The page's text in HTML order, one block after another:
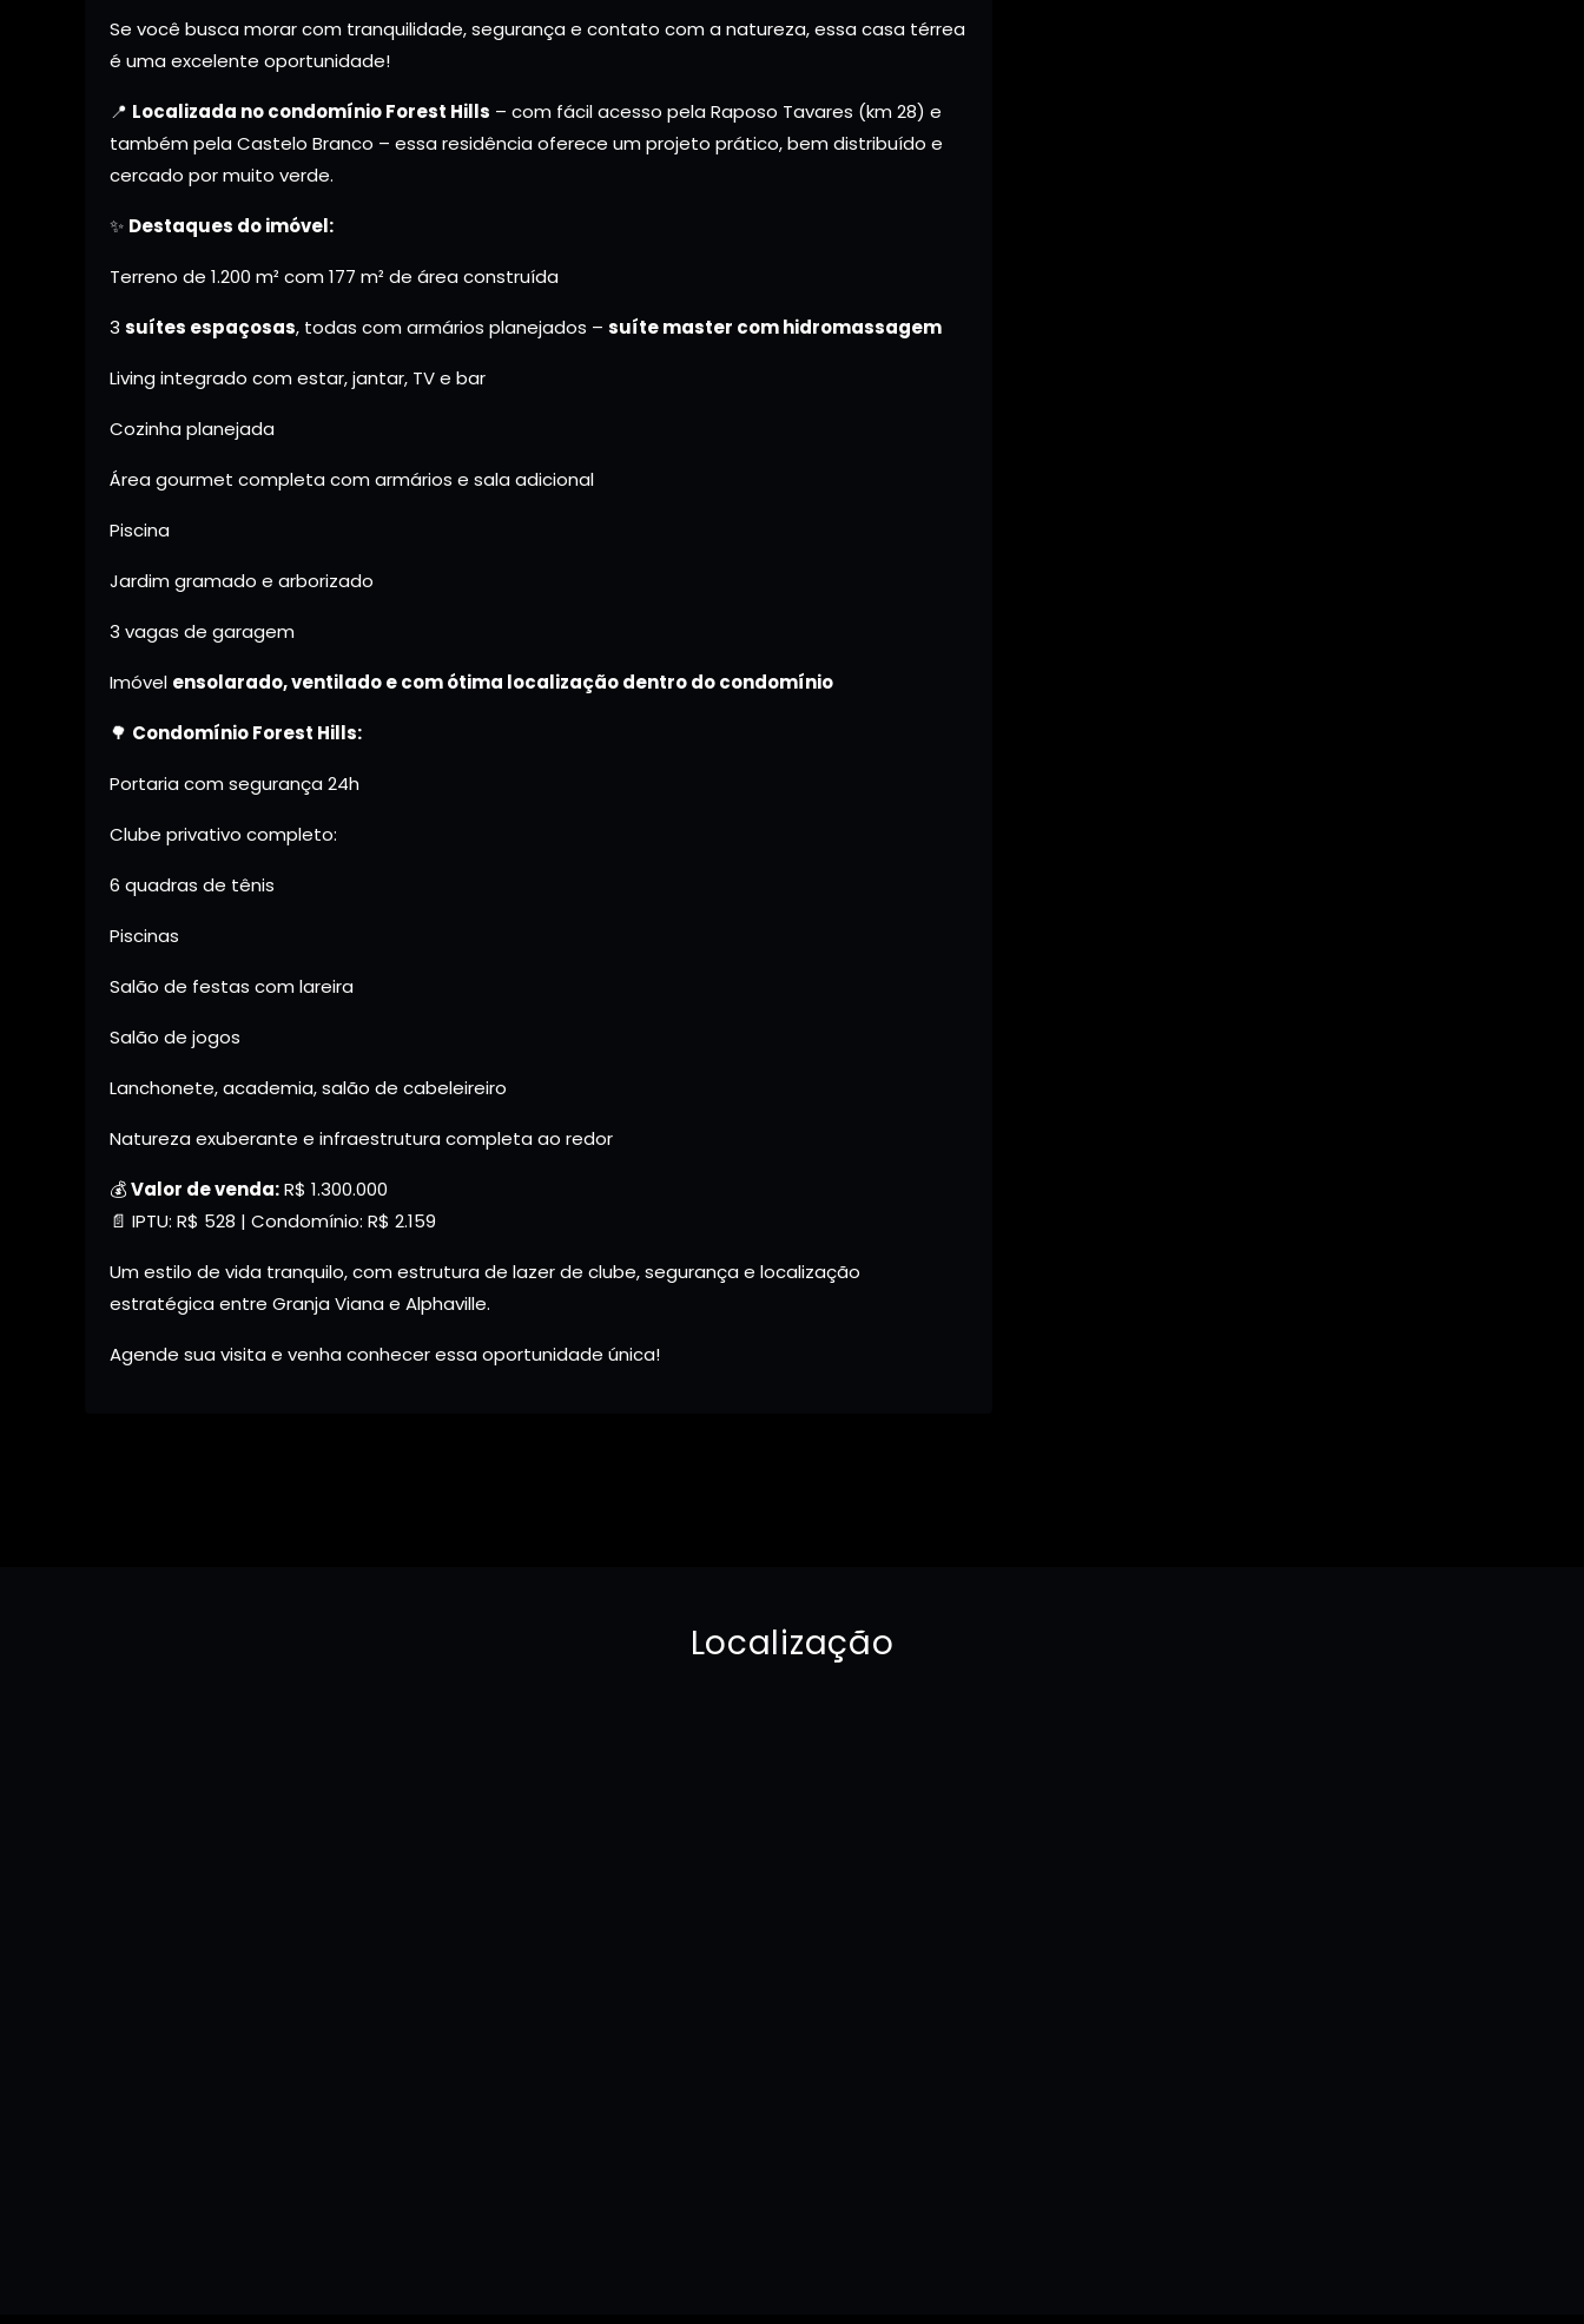
Se você busca morar com tranquilidade, segurança e contato com a natureza, essa casa térrea
é uma excelente oportunidade!
📍 Localizada no condomínio Forest Hills – com fácil acesso pela Raposo Tavares (km 28) e
também pela Castelo Branco – essa residência oferece um projeto prático, bem distribuído e
cercado por muito verde.
✨ Destaques do imóvel:
Terreno de 1.200 m² com 177 m² de área construída
3 suítes espaçosas, todas com armários planejados – suíte master com hidromassagem
Living integrado com estar, jantar, TV e bar
Cozinha planejada
Área gourmet completa com armários e sala adicional
Piscina
Jardim gramado e arborizado
3 vagas de garagem
Imóvel ensolarado, ventilado e com ótima localização dentro do condomínio
🌳 Condomínio Forest Hills:
Portaria com segurança 24h
Clube privativo completo:
6 quadras de tênis
Piscinas
Salão de festas com lareira
Salão de jogos
Lanchonete, academia, salão de cabeleireiro
Natureza exuberante e infraestrutura completa ao redor
💰Valor de venda:R$ 1.300.000
📄 IPTU: R$ 528 | Condomínio: R$ 2.159
Um estilo de vida tranquilo, com estrutura de lazer de clube, segurança e localização
estratégica entre Granja Viana e Alphaville.
Agende sua visita e venha conhecer essa oportunidade única!
Localização